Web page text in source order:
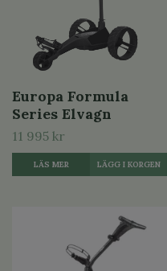
Europa Formula
Series Elvagn
11 995 kr
LÄS MER LÄGG I KORGEN